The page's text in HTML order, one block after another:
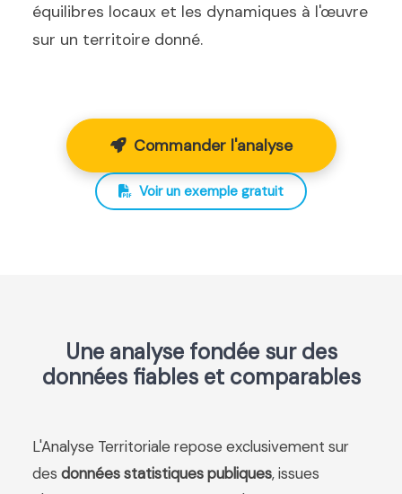
équilibres locaux et les dynamiques à l'œuvre
sur un territoire donné.
Commander l'analyse
Voir un exemple gratuit
Une analyse fondée sur des
données fiables et comparables
L'Analyse Territoriale repose exclusivement sur
des données statistiques publiques, issues